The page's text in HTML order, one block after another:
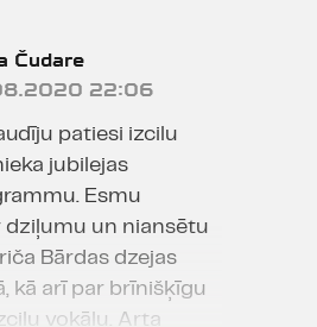
Čudare
22:06
patiesi izcilu
jubilejas
Esmu
dziļumu un niansētu
Bārdas dzejas
kā arī par brīnišķīgu
vokālu. Arta